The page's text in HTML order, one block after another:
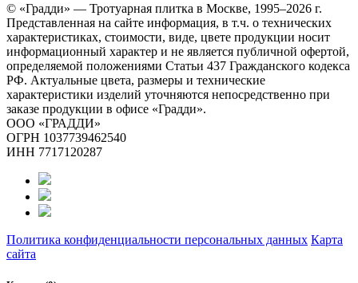
© «Градди» — Тротуарная плитка в Москве, 1995–2026 г.
Представленная на сайте информация, в т.ч. о технических
характеристиках, стоимости, виде, цвете продукции носит
информационный характер и не является публичной офертой,
определяемой положениями Статьи 437 Гражданского кодекса
РФ. Актуальные цвета, размеры и технические
характеристики изделий уточняются непосредственно при
заказе продукции в офисе «Градди».
ООО «ГРАДДИ»
ОГРН 1037739462540
ИНН 7717120287
Политика конфиденциальности персональных данных Карта
сайта